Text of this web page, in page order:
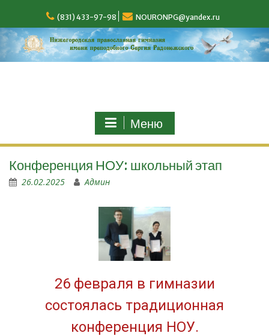
(831) 433-97-98 NOURONPG@yandex.ru
Меню
Конференция НОУ: школьный этап
26.02.2025 Админ
26 февраля в гимназии
состоялась традиционная
конференция НОУ.